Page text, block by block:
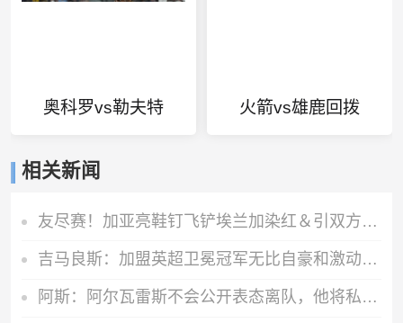
奥科罗vs勒夫特 火箭vs雄鹿回拨
相关新闻
友尽赛！加亚亮鞋钉飞铲埃兰加染红＆引双方冲突，后者被担架抬走
吉马良斯：加盟英超卫冕冠军无比自豪和激动，已准备好倾尽全力
阿斯：阿尔瓦雷斯不会公开表态离队，他将私下与西蒙尼和马竞沟通